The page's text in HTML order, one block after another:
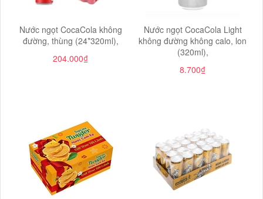
Nước ngọt CocaCola không
đường, thùng (24*320ml),
204.000₫
Nước ngọt CocaCola Light
không đường không calo, lon
(320ml),
8.700₫